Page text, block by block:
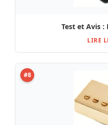
Test et Avis :
LIRE
#8